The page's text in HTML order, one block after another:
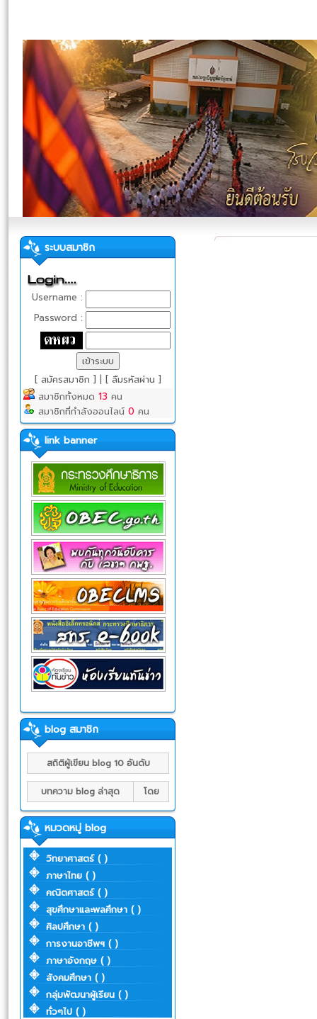
ระบบสมาชิก
Username :
Password :
[ สมัครสมาชิก ] | [ ลืมรหัสผ่าน ]
สมาชิกทั้งหมด 13 คน
สมาชิกที่กำลังออนไลน์ 0 คน
link banner
blog สมาชิก
สถิติผู้เขียน blog 10 อันดับ
บทความ blog ล่าสุด โดย
หมวดหมู่ blog
วิทยาศาสตร์ ( )
ภาษาไทย ( )
คณิตศาสตร์ ( )
สุขศึกษาและพลศึกษา ( )
ศิลปศึกษา ( )
การงานอาชีพฯ ( )
ภาษาอังกฤษ ( )
สังคมศึกษา ( )
กลุ่มพัฒนาผู้เรียน ( )
ทั่วๆไป ( )